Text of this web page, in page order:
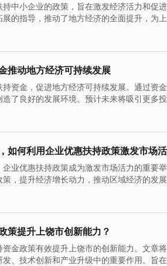
中小企业的政策，旨在激发经济活力和促
的指导，推动了地方经济的全面提升，为
推动地方经济可持续发展
资金，促进地方经济可持续发展。通过资
了良好的发展环境。预计未来将吸引更多
如何利用企业优惠扶持政策激发市场
业优惠扶持政策成为激发市场活力的重要
，提升经济增长动力，推动区域经济的发
策提升上饶市创新能力？
金政策有效提升上饶市的创新能力。文章
、技术创新和产业升级中的重要作用。旨